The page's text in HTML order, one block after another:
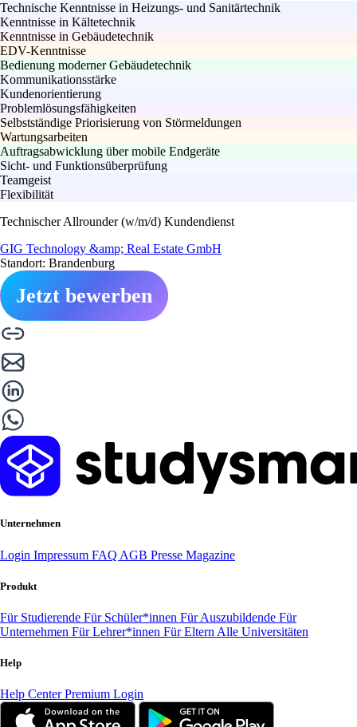
Technische Kenntnisse in Heizungs- und Sanitärtechnik
Kenntnisse in Kältetechnik
Kenntnisse in Gebäudetechnik
EDV-Kenntnisse
Bedienung moderner Gebäudetechnik
Kommunikationsstärke
Kundenorientierung
Problemlösungsfähigkeiten
Selbstständige Priorisierung von Störmeldungen
Wartungsarbeiten
Auftragsabwicklung über mobile Endgeräte
Sicht- und Funktionsüberprüfung
Teamgeist
Flexibilität
Technischer Allrounder (w/m/d) Kundendienst
GIG Technology &amp; Real Estate GmbH
Standort: Brandenburg
Jetzt bewerben
Unternehmen
Login Impressum FAQ AGB Presse Magazine
Produkt
Für Studierende Für Schüler*innen Für Auszubildende Für
Unternehmen Für Lehrer*innen Für Eltern Alle Universitäten
Help
Help CenterPremium Login